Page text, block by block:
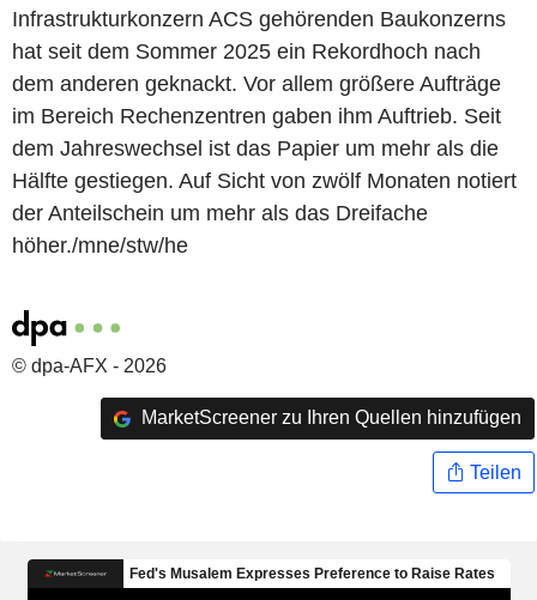
Infrastrukturkonzern ACS gehörenden Baukonzerns
hat seit dem Sommer 2025 ein Rekordhoch nach
dem anderen geknackt. Vor allem größere Aufträge
im Bereich Rechenzentren gaben ihm Auftrieb. Seit
dem Jahreswechsel ist das Papier um mehr als die
Hälfte gestiegen. Auf Sicht von zwölf Monaten notiert
der Anteilschein um mehr als das Dreifache
höher./mne/stw/he
© dpa-AFX - 2026
MarketScreener zu Ihren Quellen hinzufügen
Teilen